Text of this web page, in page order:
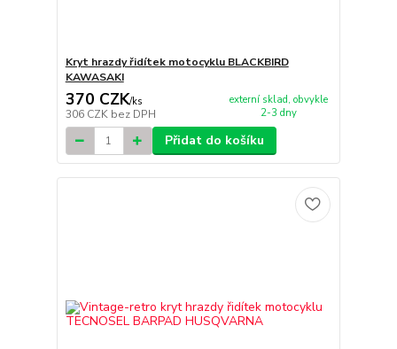
Kryt hrazdy řidítek motocyklu BLACKBIRD
KAWASAKI
370 CZK/ks
306 CZK bez DPH
externí sklad, obvykle
2-3 dny
Přidat do košíku